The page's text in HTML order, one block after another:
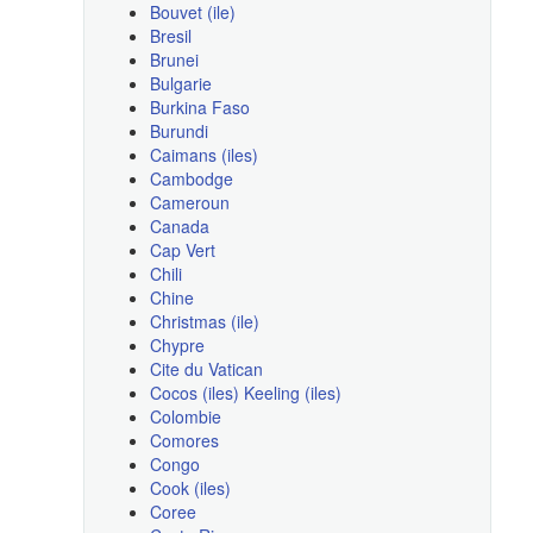
Bouvet (ile)
Bresil
Brunei
Bulgarie
Burkina Faso
Burundi
Caimans (iles)
Cambodge
Cameroun
Canada
Cap Vert
Chili
Chine
Christmas (ile)
Chypre
Cite du Vatican
Cocos (iles) Keeling (iles)
Colombie
Comores
Congo
Cook (iles)
Coree